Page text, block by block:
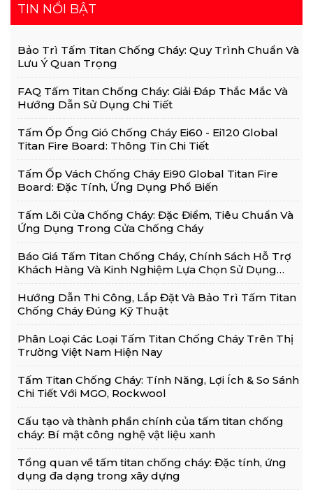
TIN NỔI BẬT
Bảo Trì Tấm Titan Chống Cháy: Quy Trình Chuẩn Và
Lưu Ý Quan Trọng
FAQ Tấm Titan Chống Cháy: Giải Đáp Thắc Mắc Và
Hướng Dẫn Sử Dụng Chi Tiết
Tấm Ốp Ống Gió Chống Cháy Ei60 - Ei120 Global
Titan Fire Board: Thông Tin Chi Tiết
Tấm Ốp Vách Chống Cháy Ei90 Global Titan Fire
Board: Đặc Tính, Ứng Dụng Phổ Biến
Tấm Lõi Cửa Chống Cháy: Đặc Điểm, Tiêu Chuẩn Và
Ứng Dụng Trong Cửa Chống Cháy
Báo Giá Tấm Titan Chống Cháy, Chính Sách Hỗ Trợ
Khách Hàng Và Kinh Nghiệm Lựa Chọn Sử Dụng
Hướng Dẫn Thi Công, Lắp Đặt Và Bảo Trì Tấm Titan
Chống Cháy Đúng Kỹ Thuật
Phân Loại Các Loại Tấm Titan Chống Cháy Trên Thị
Trường Việt Nam Hiện Nay
Tấm Titan Chống Cháy: Tính Năng, Lợi Ích & So Sánh
Chi Tiết Với MGO, Rockwool
Cấu tạo và thành phần chính của tấm titan chống
cháy: Bí mật công nghệ vật liệu xanh
Tổng quan về tấm titan chống cháy: Đặc tính, ứng
dụng đa dạng trong xây dựng